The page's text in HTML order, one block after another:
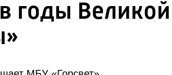
годы Великой